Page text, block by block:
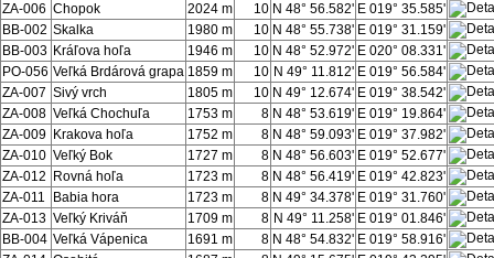
ZA-006 Chopok 2024 m 10 N 48° 56.582' E 019° 35.585'
BB-002 Skalka 1980 m 10 N 48° 55.738' E 019° 31.159'
BB-003 Kráľova hoľa 1946 m 10 N 48° 52.972' E 020° 08.331'
PO-056 Veľká Brdárová grapa 1859 m 10 N 49° 11.812' E 019° 56.584'
ZA-007 Sivý vrch 1805 m 10 N 49° 12.674' E 019° 38.542'
ZA-008 Veľká Chochuľa 1753 m 8 N 48° 53.619' E 019° 19.864'
ZA-009 Krakova hoľa 1752 m 8 N 48° 59.093' E 019° 37.982'
ZA-010 Veľký Bok 1727 m 8 N 48° 56.603' E 019° 52.677'
ZA-012
Rovná hoľa 1723 m 8 N 48° 56.419' E 019° 42.823'
ZA-011
Babia hora 1723 m 8 N 49° 34.378' E 019° 31.760'
ZA-013 Veľký Kriváň 1709 m 8 N 49° 11.258' E 019° 01.846'
BB-004 Veľká Vápenica 1691 m 8 N 48° 54.832' E 019° 58.916'